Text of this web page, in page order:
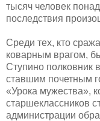
тысяч человек
последствия
Среди тех, кто
коварным врагом,
Ступино полковник
ставшим почетным
«Урока мужества»,
старшеклассников
администрации